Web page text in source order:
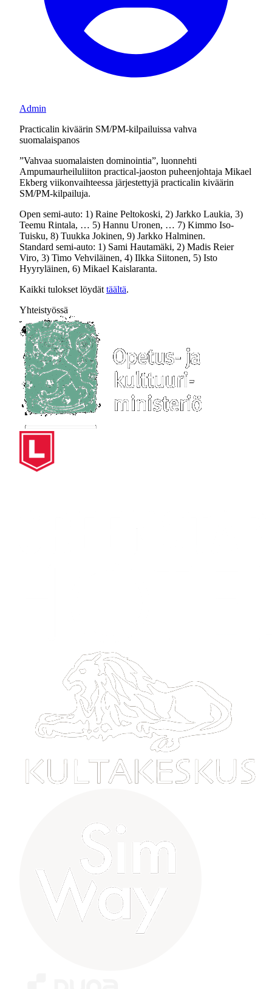
Admin
Practicalin kiväärin SM/PM-kilpailuissa vahva
suomalaispanos
”Vahvaa suomalaisten dominointia”, luonnehti
Ampumaurheiluliiton practical-jaoston puheenjohtaja Mikael
Ekberg viikonvaihteessa järjestettyjä practicalin kiväärin
SM/PM-kilpailuja.
Open semi-auto: 1) Raine Peltokoski, 2) Jarkko Laukia, 3)
Teemu Rintala, … 5) Hannu Uronen, … 7) Kimmo Iso-
Tuisku, 8) Tuukka Jokinen, 9) Jarkko Halminen.
Standard semi-auto: 1) Sami Hautamäki, 2) Madis Reier
Viro, 3) Timo Vehviläinen, 4) Ilkka Siitonen, 5) Isto
Hyyryläinen, 6) Mikael Kaislaranta.
Kaikki tulokset löydät täältä.
Yhteistyössä